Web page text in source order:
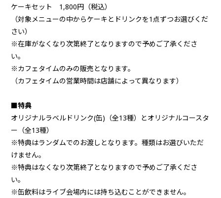
ケーキセット 1,800円（税込）
（対象メニューの中からケーキとドリンクを1点ずつお選びくだ
さい）
※在庫がなくなり次第終了となりますので予めご了承くださ
い。
※カフェタイムのみの販売となります。
（カフェタイムの営業時間は店舗によって異なります）
■特典
オリジナルラベルドリンク(缶)（全13種）とオリジナルコースタ
ー（全13種）
※特典はランダムでのお渡しとなります。種類はお選びいただ
けません。
※特典はなくなり次第終了となりますので予めご了承くださ
い。
※缶飲料はライブ会場内には持ち込むことができません。